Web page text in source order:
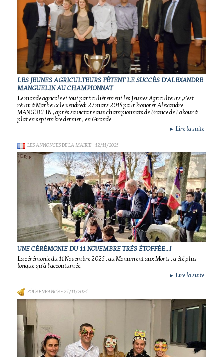
LES JEUNES AGRICULTEURS FÊTENT LE SUCCÈS D'ALEXANDRE
MANGUELIN AU CHAMPIONNAT
Le monde agricole et tout particulièrement les Jeunes Agriculteurs ,s'est
réuni à Marlieux le vendredi 27 mars 2015 pour honorer Alexandre
MANGUELIN , après sa victoire aux championnats de France de Labour à
plat en septembre dernier , en Gironde.
► Lire la suite
LES ANNONCES DE LA MAIRIE- 12/11/2025
UNE CÉRÉMONIE DU 11 NOVEMBRE TRÈS ÉTOFFÉE...!
La cérémonie du 11 Novembre 2025 , au Monument aux Morts , a été plus
longue qu'à l'accoutumée.
► Lire la suite
PÔLE ENFANCE- 25/11/2024